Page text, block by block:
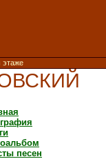
этаже
песен